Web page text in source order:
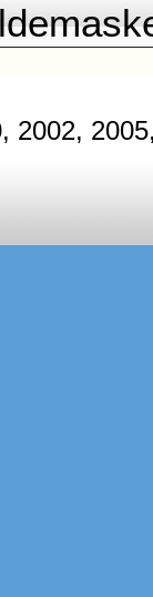
2002,